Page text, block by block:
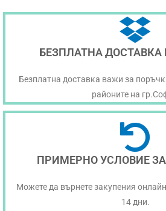
БЕЗПЛАТНА ДОСТАВКА
Безплатна доставка важи за
районите на
ПРИМЕРНО УСЛОВИЕ
Можете да върнете закупения
14 дни.